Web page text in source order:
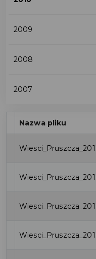
2009
2008
2007
Nazwa pliku